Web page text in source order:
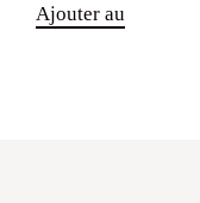
Ajouter au